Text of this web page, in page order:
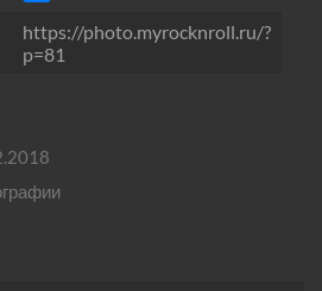
https://photo.myrocknroll.ru/?
p=81